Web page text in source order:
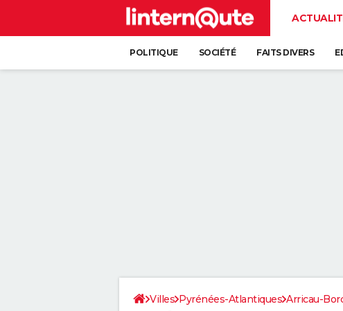
POLITIQUE SOCIÉTÉ FAITS DIVERS
Villes Pyrénées-Atlantiques Arricau-